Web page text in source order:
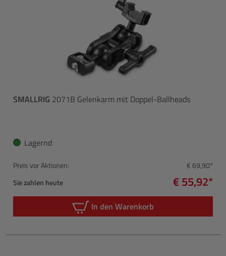
SMALLRIG 2071B Gelenkarm mit Doppel-Ballheads
Lagernd
Preis vor Aktionen:
€ 69,90*
Sie zahlen heute
€ 55,92*
In den Warenkorb